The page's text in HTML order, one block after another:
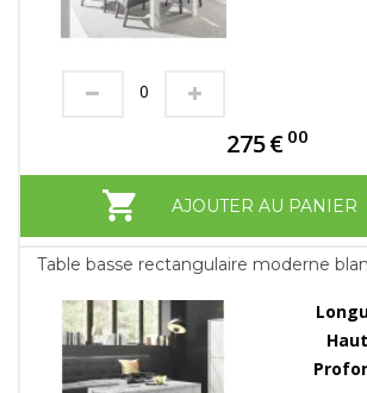
275€ 00
AJOUTER AU PANIER
Table basse rectangulaire moderne